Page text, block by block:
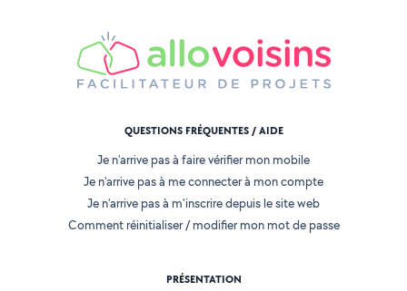
QUESTIONS FRÉQUENTES / AIDE
Je n'arrive pas à faire vérifier mon mobile
Je n'arrive pas à me connecter à mon compte
Je n'arrive pas à m'inscrire depuis le site web
Comment réinitialiser / modifier mon mot de passe
PRÉSENTATION